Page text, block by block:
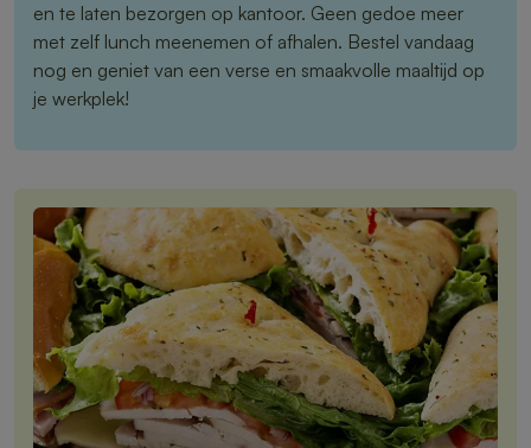
en te laten bezorgen op kantoor. Geen gedoe meer
met zelf lunch meenemen of afhalen. Bestel vandaag
nog en geniet van een verse en smaakvolle maaltijd op
je werkplek!